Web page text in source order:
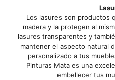
Los lasures son productos
madera y la protegen al
lasures transparentes y
mantener el aspecto natural
personalizado a tus
Pinturas Mata es una
embellecer tus